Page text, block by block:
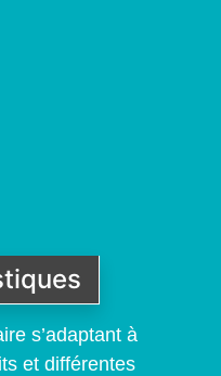
s’adaptant à
et différentes